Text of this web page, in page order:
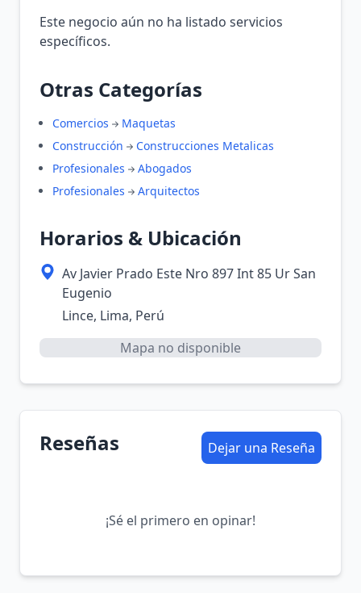
Este negocio aún no ha listado servicios
específicos.
Otras Categorías
Comercios
Maquetas
Construcción
Construcciones Metalicas
Profesionales
Abogados
Profesionales
Arquitectos
Horarios & Ubicación
Av Javier Prado Este Nro 897 Int 85 Ur San
Eugenio
Lince, Lima, Perú
Mapa no disponible
Reseñas Dejar una Reseña
¡Sé el primero en opinar!